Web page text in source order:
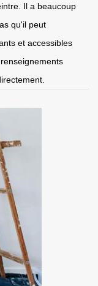
Il a beaucoup
qu'il peut
et accessibles